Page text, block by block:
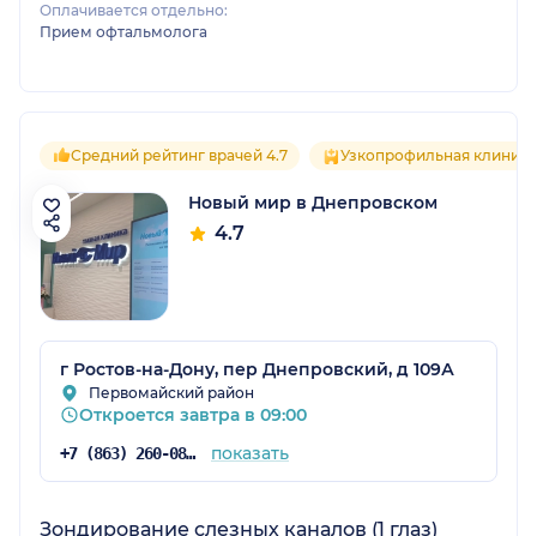
Оплачивается отдельно:
Прием офтальмолога
Средний рейтинг врачей 4.7 Узкопрофильная клиника
Новый мир в Днепровском
4.7
г Ростов-на-Дону, пер Днепровский, д 109А
Первомайский район
Откроется завтра в 09:00
+7 (863) 260-08-01 показать
Зондирование слезных каналов (1 глаз)